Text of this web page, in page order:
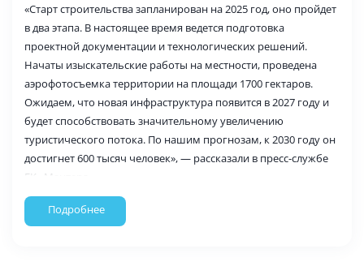
«Старт строительства запланирован на 2025 год, оно пройдет
в два этапа. В настоящее время ведется подготовка
проектной документации и технологических решений.
Начаты изыскательские работы на местности, проведена
аэрофотосъемка территории на площади 1700 гектаров.
Ожидаем, что новая инфраструктура появится в 2027 году и
будет способствовать значительному увеличению
туристического потока. По нашим прогнозам, к 2030 году он
достигнет 600 тысяч человек», — рассказали в пресс-службе
ГК «Мантера».
Подробнее